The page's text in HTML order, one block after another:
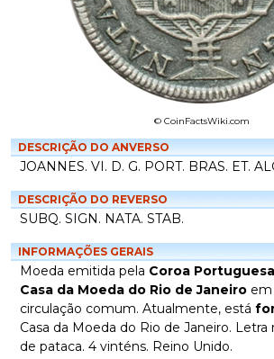
© CoinFactsWiki.com
DESCRIÇÃO DO ANVERSO
JOANNES. VI. D. G. PORT. BRAS. ET.
DESCRIÇÃO DO REVERSO
SUBQ. SIGN. NATA. STAB.
INFORMAÇÕES GERAIS
Moeda emitida pela Coroa Portuguesa
Casa da Moeda do Rio de Janeiro em
circulação comum. Atualmente, está
Casa da Moeda do Rio de Janeiro. Letra
de pataca. 4 vinténs. Reino Unido.